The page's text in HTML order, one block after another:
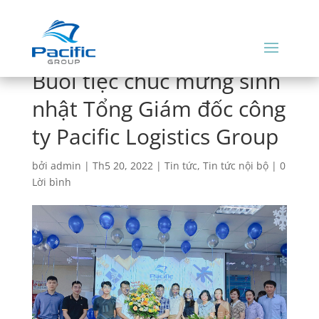
Buổi tiệc chúc mừng sinh
nhật Tổng Giám đốc công
ty Pacific Logistics Group
bởi admin | Th5 20, 2022| Tin tức, Tin tức nội bộ| 0
Lời bình